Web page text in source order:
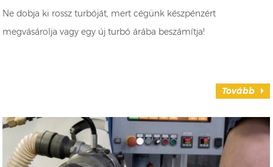
Ne dobja ki rossz turbóját, mert cégünk készpénzért
megvásárolja vagy egy új turbó árába beszámítja!
Tovább